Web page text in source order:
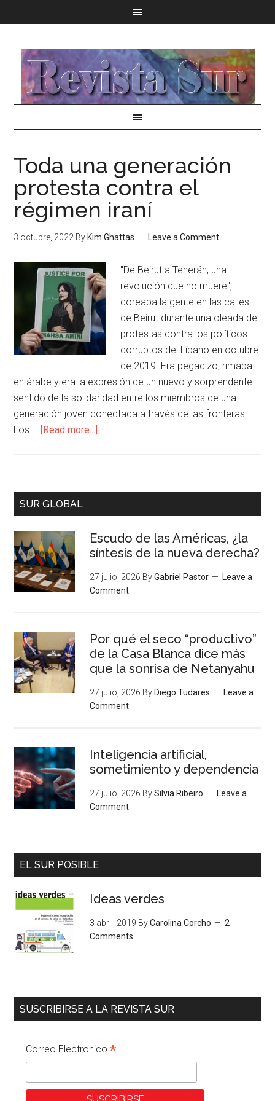
Toda una generación
protesta contra el
régimen iraní
3 octubre, 2022 By Kim Ghattas Leave a Comment
"De Beirut a Teherán, una
revolución que no muere",
coreaba la gente en las calles
de Beirut durante una oleada de
protestas contra los políticos
corruptos del Líbano en octubre
de 2019. Era pegadizo, rimaba
en árabe y era la expresión de un nuevo y sorprendente
sentido de la solidaridad entre los miembros de una
generación joven conectada a través de las fronteras.
Los … [Read more...]
SUR GLOBAL
Escudo de las Américas, ¿la
síntesis de la nueva derecha?
27 julio, 2026 ByGabriel Pastor
Leave a
Comment
Por qué el seco “productivo”
de la Casa Blanca dice más
que la sonrisa de Netanyahu
27 julio, 2026 By Diego Tudares
Leave a
Comment
Inteligencia artificial,
sometimiento y dependencia
27 julio, 2026 BySilvia Ribeiro
Leave a
Comment
EL SUR POSIBLE
Ideas verdes
3 abril, 2019 ByCarolina Corcho
2
Comments
SUSCRIBIRSE A LA REVISTA SUR
Correo Electronico*